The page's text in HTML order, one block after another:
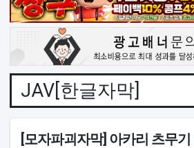
JAV[한글자막]
[모자파괴자막] 아카리 츠무기